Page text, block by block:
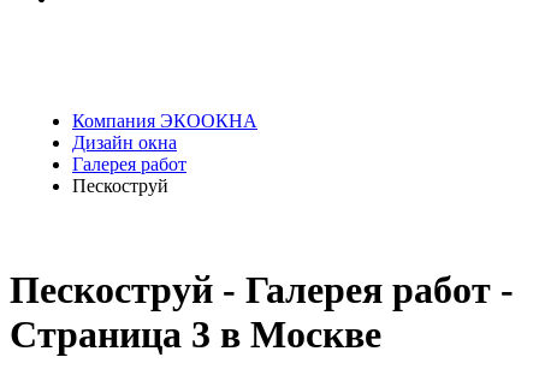
Компания ЭКООКНА
Дизайн окна
Галерея работ
Пескоструй
Пескоструй - Галерея работ -
Cтраница 3 в Москве